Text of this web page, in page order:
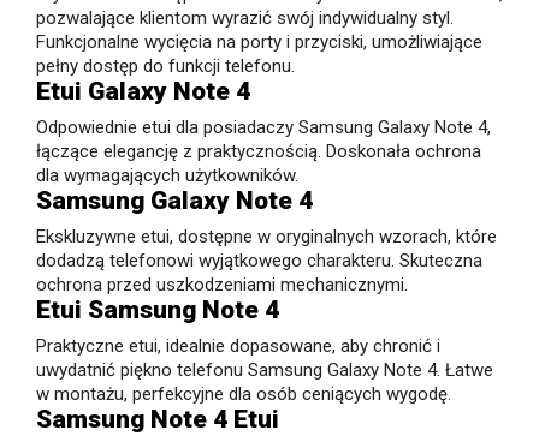
pozwalające klientom wyrazić swój indywidualny styl.
Funkcjonalne wycięcia na porty i przyciski, umożliwiające
pełny dostęp do funkcji telefonu.
Etui Galaxy Note 4
Odpowiednie etui dla posiadaczy Samsung Galaxy Note 4,
łączące elegancję z praktycznością. Doskonała ochrona
dla wymagających użytkowników.
Samsung Galaxy Note 4
Ekskluzywne etui, dostępne w oryginalnych wzorach, które
dodadzą telefonowi wyjątkowego charakteru. Skuteczna
ochrona przed uszkodzeniami mechanicznymi.
Etui Samsung Note 4
Praktyczne etui, idealnie dopasowane, aby chronić i
uwydatnić piękno telefonu Samsung Galaxy Note 4. Łatwe
w montażu, perfekcyjne dla osób ceniących wygodę.
Samsung Note 4 Etui